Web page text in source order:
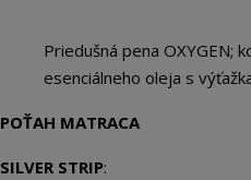
Priedušná pena OXYGEN;
esenciálneho oleja s
POŤAH MATRACA
SILVER STRIP: